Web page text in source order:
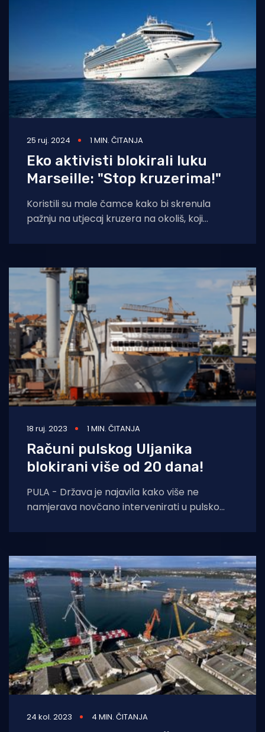
25 ruj. 2024 1 MIN. ČITANJA
Eko aktivisti blokirali luku
Marseille: "Stop kruzerima!"
Koristili su male čamce kako bi skrenula
pažnju na utjecaj kruzera na okoliš, koji
18 ruj. 2023 1 MIN. ČITANJA
Računi pulskog Uljanika
blokirani više od 20 dana!
PULA - Država je najavila kako više ne
namjerava novčano intervenirati u pulsko
Računi novog
24 kol. 2023 4 MIN. ČITANJA